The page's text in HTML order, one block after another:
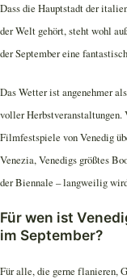
Dass die Hauptstadt der
der Welt gehört, steht wohl
der September eine
Das Wetter ist angenehmer
voller
Filmfestspiele von Venedig
Venezia, Venedigs größtes
der Biennale – langweilig
Für wen ist
im September?
Für alle, die gerne flanieren,